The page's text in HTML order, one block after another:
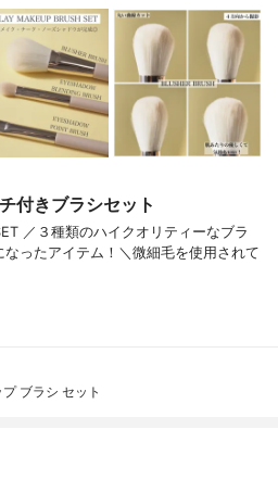
付きブラシセット
／３種類のハイクオリティーなブラ
ったアイテム！＼微細毛を使用されて
ブラシ セット